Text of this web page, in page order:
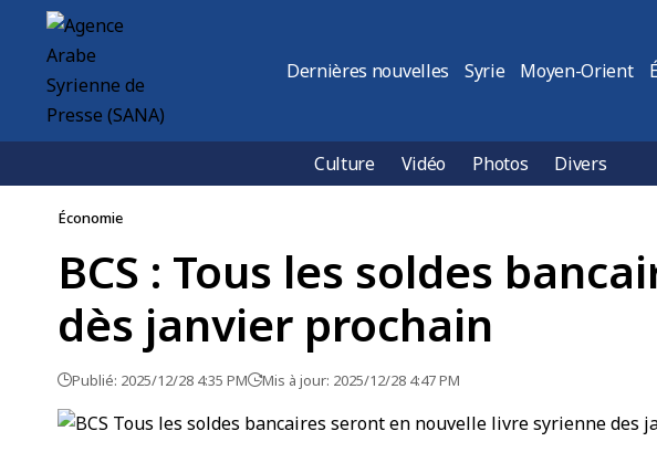
Dernières nouvelles Syrie Moyen-Orient
Culture Vidéo Photos Divers
Économie
BCS : Tous les soldes
dès janvier prochain
Publié: 2025/12/28 4:35 PM Mis à jour: 2025/12/28 4:47 PM